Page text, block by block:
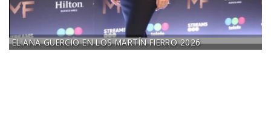
ELIANA GUERCIO EN LOS MARTÍN FIERRO 2026